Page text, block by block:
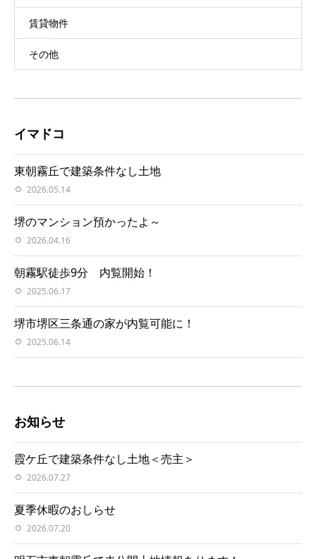
賃貸物件
その他
イマドコ
東朝霧丘で建築条件なし土地
2026.05.14
堺のマンション預かったよ～
2026.04.16
朝霧駅徒歩9分 内覧開始！
2025.06.17
堺市堺区三条通の家が内覧可能に！
2025.06.14
お知らせ
霞ケ丘で建築条件なし土地＜売主＞
2026.07.27
夏季休暇のおしらせ
2026.07.20